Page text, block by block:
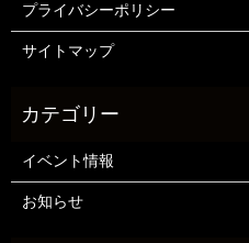
プライバシーポリシー
サイトマップ
イベント情報
お知らせ